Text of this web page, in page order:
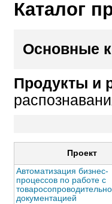
Каталог
Основные
Продукты и
Проект
Автоматизация бизнес-
процессов по работе с
документацией